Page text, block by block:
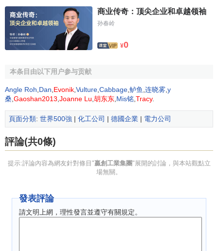
高性能聚合物三個業務線組成。
高級中間體：憑藉贏創幾十年來開發的先進、系統的化學工
藝流程獲得業務成功。這一點突出地表現在一體化的C4技術
平臺，通過該技術平臺，C4混合物被加工成特種材料。該業
性解決方案業務線。
贏創工業集團數據
成立時間：2007年9月12日，正式成為贏創工業集團
業務領域：特種化工
分佈： 在24個國家擁有生產基地，業務遍及全球
2012年息稅前利潤：26億歐元
研發： • 2012年投入3.93億歐元用於研發 • 在全球35個研發
基地擁有約2,500名研發人員 • 擁有超過26,000個現有專利和
商业传奇：顶尖企业和卓越领袖
孙春岭
¥0
本条目由以下用户参与贡献
Angle Roh Dan Evonik Vulture Cabbage 鲈鱼 连晓雾 y
桑 Gaoshan2013 Joanne Lu 胡东东 Mis铭 Tracy.
頁面分類: 世界500強 | 化工公司 | 德國企業 | 電力公司
評論(共0條)
提示:評論內容為網友針對條目"贏創工業集團"展開的討論，與本站觀點立
場無關。
發表評論
請文明上網，理性發言並遵守有關規定。